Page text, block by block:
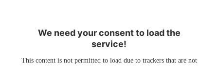
We need your consent to load the
service!
This content is not permitted to load due to trackers that are not